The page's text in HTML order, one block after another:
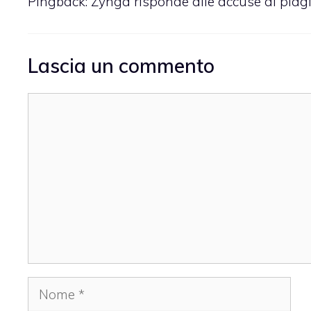
Lascia un commento
Nome